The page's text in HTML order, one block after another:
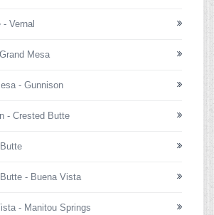
Vernal
Mesa
- Gunnison
- Crested Butte
- Buena Vista
- Manitou Springs